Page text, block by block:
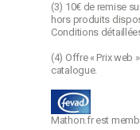
(3) 10€ de remise
hors produits
Conditions
(4) Offre « Prix
catalogue.
Mathon.fr est